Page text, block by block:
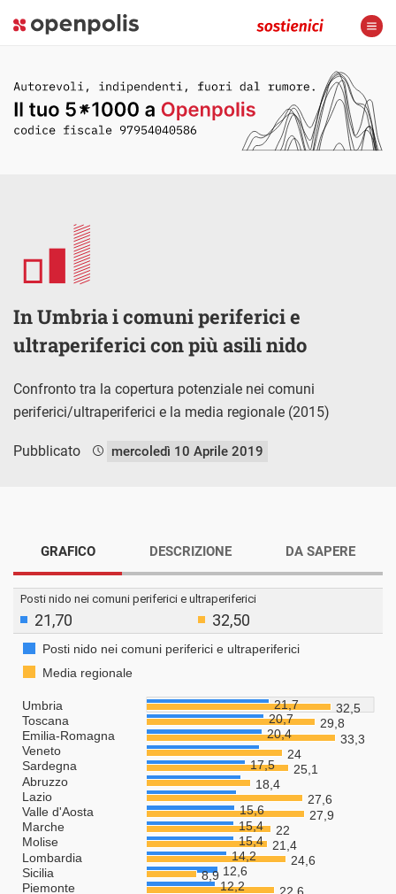
In Umbria i comuni periferici e
ultraperiferici con più asili nido
Confronto tra la copertura potenziale nei comuni
periferici/ultraperiferici e la media regionale (2015)
Pubblicato mercoledì 10 Aprile 2019
GRAFICO DESCRIZIONE DA SAPERE